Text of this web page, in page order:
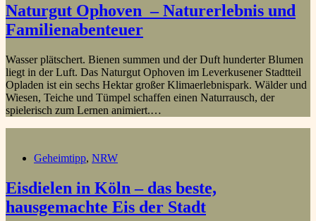
Naturgut Ophoven – Naturerlebnis und
Familienabenteuer
Wasser plätschert. Bienen summen und der Duft hunderter Blumen
liegt in der Luft. Das Naturgut Ophoven im Leverkusener Stadtteil
Opladen ist ein sechs Hektar großer Klimaerlebnispark. Wälder und
Wiesen, Teiche und Tümpel schaffen einen Naturrausch, der
spielerisch zum Lernen animiert.…
Geheimtipp, NRW
Eisdielen in Köln – das beste,
hausgemachte Eis der Stadt